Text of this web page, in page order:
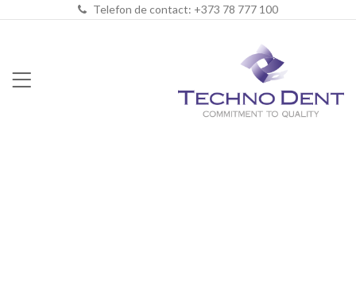
Telefon de contact: +373 78 777 100